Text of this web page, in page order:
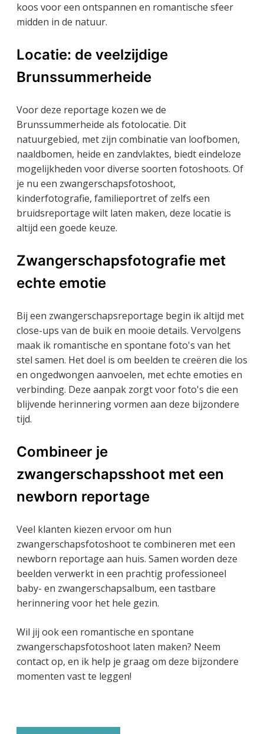
koos voor een ontspannen en romantische sfeer
midden in de natuur.
Locatie: de veelzijdige
Brunssummerheide
Voor deze reportage kozen we de
Brunssummerheide als fotolocatie. Dit
natuurgebied, met zijn combinatie van loofbomen,
naaldbomen, heide en zandvlaktes, biedt eindeloze
mogelijkheden voor diverse soorten fotoshoots. Of
je nu een zwangerschapsfotoshoot,
kinderfotografie, familieportret of zelfs een
bruidsreportage wilt laten maken, deze locatie is
altijd een goede keuze.
Zwangerschapsfotografie met
echte emotie
Bij een zwangerschapsreportage begin ik altijd met
close-ups van de buik en mooie details. Vervolgens
maak ik romantische en spontane foto's van het
stel samen. Het doel is om beelden te creëren die los
en ongedwongen aanvoelen, met echte emoties en
verbinding. Deze aanpak zorgt voor foto's die een
blijvende herinnering vormen aan deze bijzondere
tijd.
Combineer je
zwangerschapsshoot met een
newborn reportage
Veel klanten kiezen ervoor om hun
zwangerschapsfotoshoot te combineren met een
newborn reportage aan huis. Samen worden deze
beelden verwerkt in een prachtig professioneel
baby- en zwangerschapsalbum, een tastbare
herinnering voor het hele gezin.
Wil jij ook een romantische en spontane
zwangerschapsfotoshoot laten maken? Neem
contact op, en ik help je graag om deze bijzondere
momenten vast te leggen!